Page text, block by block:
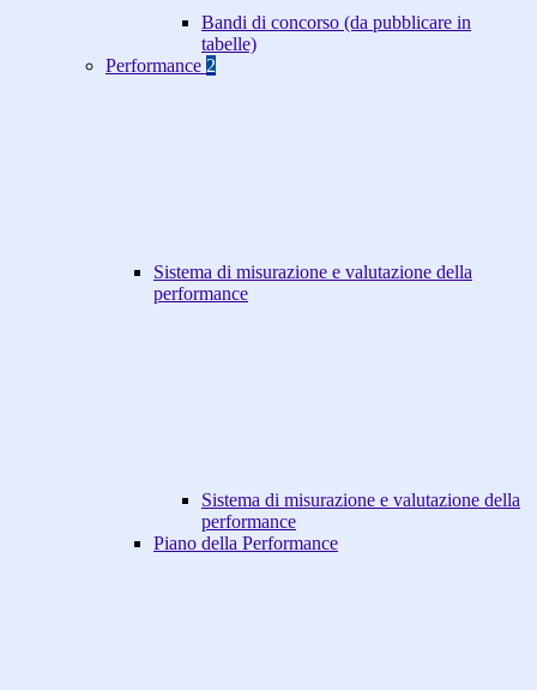
Bandi di concorso (da pubblicare in
tabelle)
Performance 2
Sistema di misurazione e valutazione della
performance
Sistema di misurazione e valutazione della
performance
Piano della Performance